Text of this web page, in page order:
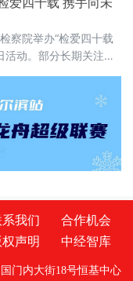
——多项新规聚焦社会
守护公众日常生活。
卖必须“封口”，商家必
经营者落实食品安全主
察院举办“检爱四十载
活动。部分长期关注未
及石家庄市第二中学
应邀走进省检察院，
交流未成年人保护举
副检察长任国强参加
谈交流会。据介绍，近
我们
合作机会
权声明 中经智库
门内大街18号恒基中心